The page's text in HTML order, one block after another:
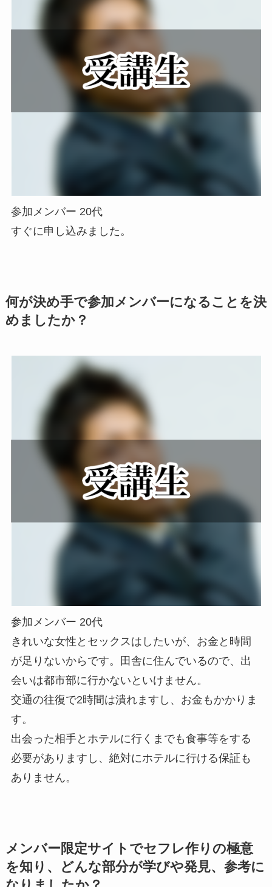
参加メンバー 20代
すぐに申し込みました。
何が決め手で参加メンバーになることを決
めましたか？
参加メンバー 20代
きれいな女性とセックスはしたいが、お金と時間
が足りないからです。田舎に住んでいるので、出
会いは都市部に行かないといけません。
交通の往復で2時間は潰れますし、お金もかかりま
す。
出会った相手とホテルに行くまでも食事等をする
必要がありますし、絶対にホテルに行ける保証も
ありません。
メンバー限定サイトでセフレ作りの極意
を知り、どんな部分が学びや発見、参考に